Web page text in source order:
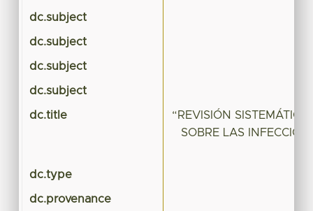
dc.subject
dc.subject
dc.subject
dc.subject
dc.title
“REVISIÓN
SOBRE LAS
dc.type
dc.provenance